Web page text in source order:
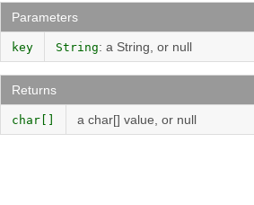
Parameters
key String: a String, or null
Returns
char[] a char[] value, or null